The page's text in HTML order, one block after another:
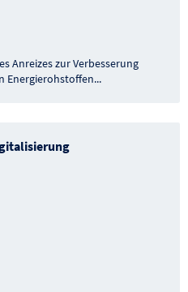
Anreizes zur Verbesserung
Energierohstoffen...